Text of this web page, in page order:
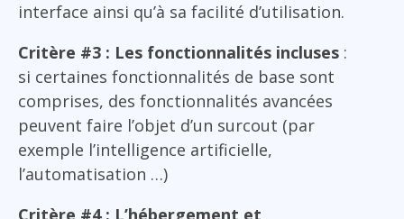
interface ainsi qu’à sa facilité d’utilisation.
Critère #3 : Les fonctionnalités incluses :
si certaines fonctionnalités de base sont
comprises, des fonctionnalités avancées
peuvent faire l’objet d’un surcout (par
exemple l’intelligence artificielle,
l’automatisation …)
Critère #4 : L’hébergement et